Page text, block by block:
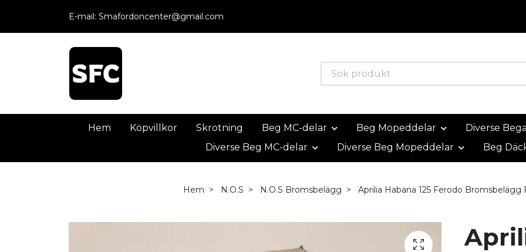
E-mail: Smafordoncenter@gmail.com
Hem Köpvillkor Skrotning Beg MC-delar Beg Mopeddelar
Diverse
Diverse Beg MC-delar
Diverse Beg Mopeddelar Beg
Hem N.O.S N.O.S Bromsbelägg Aprilia Habana 125 Ferodo Bromsbelägg